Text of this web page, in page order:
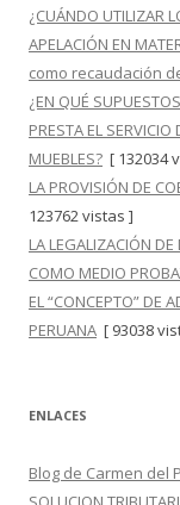
¿CUÁNDO UTILIZAR
APELACIÓN EN
como recaudación
¿EN QUÉ
PRESTA EL
MUEBLES? [ 132034
LA PROVISIÓN DE
123762 vistas ]
LA LEGALIZACIÓN
COMO MEDIO
EL “CONCEPTO” DE
PERUANA [ 93038
ENLACES
Blog de Carmen del